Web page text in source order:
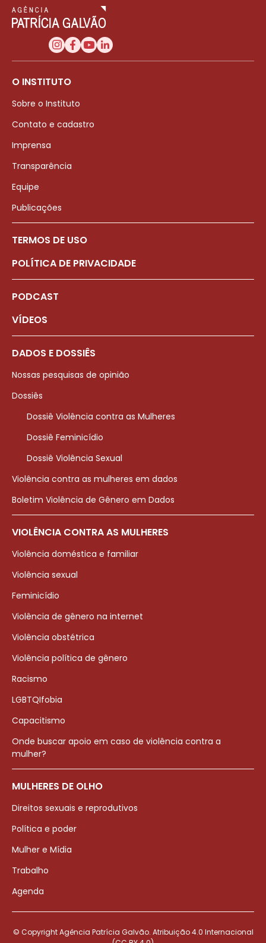
O INSTITUTO
Sobre o Instituto
Contato e cadastro
Imprensa
Transparência
Equipe
Publicações
TERMOS DE USO
POLÍTICA DE PRIVACIDADE
PODCAST
VÍDEOS
DADOS E DOSSIÊS
Nossas pesquisas de opinião
Dossiês
Dossiê Violência contra as Mulheres
Dossiê Feminicídio
Dossiê Violência Sexual
Violência contra as mulheres em dados
Boletim Violência de Gênero em Dados
VIOLÊNCIA CONTRA AS MULHERES
Violência doméstica e familiar
Violência sexual
Feminicídio
Violência de gênero na internet
Violência obstétrica
Violência política de gênero
Racismo
LGBTQIfobia
Capacitismo
Onde buscar apoio em caso de violência contra a
mulher?
MULHERES DE OLHO
Direitos sexuais e reprodutivos
Política e poder
Mulher e Mídia
Trabalho
Agenda
© Copyright Agência Patrícia Galvão. Atribuição 4.0 Internacional